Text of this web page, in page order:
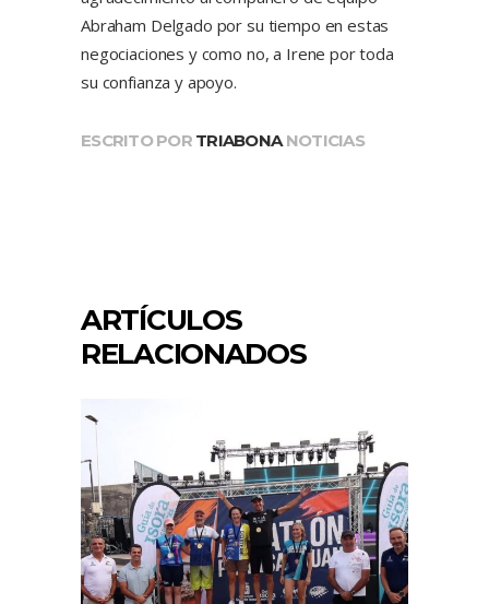
Abraham Delgado por su tiempo en estas
negociaciones y como no, a Irene por toda
su confianza y apoyo.
ESCRITO POR TRIABONA NOTICIAS
ARTÍCULOS
RELACIONADOS